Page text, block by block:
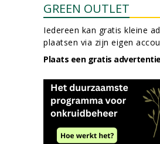
GREEN OUTLET
Iedereen kan gratis kleine
plaatsen via zijn eigen
Plaats een gratis advertentie